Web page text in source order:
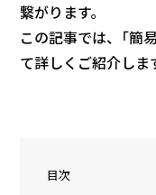
繋がります。
この記事では、「簡
て詳しくご紹介しま
目次